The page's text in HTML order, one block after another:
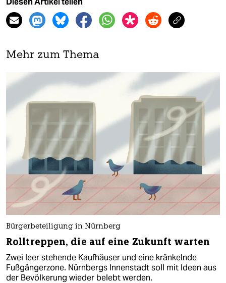
Diesen Artikel teilen
Mehr zum Thema
Bürgerbeteiligung in Nürnberg
Rolltreppen, die auf eine Zukunft warten
Zwei leer stehende Kaufhäuser und eine kränkelnde
Fußgängerzone. Nürnbergs Innenstadt soll mit Ideen aus
der Bevölkerung wieder belebt werden.